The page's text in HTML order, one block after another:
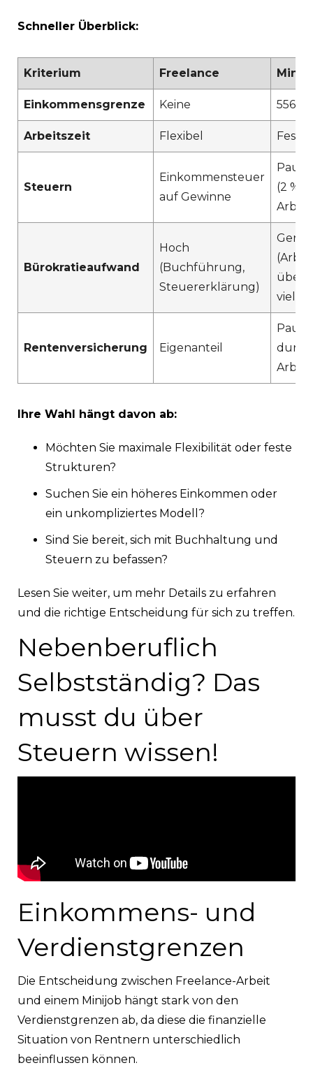
Schneller Überblick:
Kriterium Freelance
Einkommensgrenze Keine 556 €
Arbeitszeit Flexibel Feste
Steuern
Einkommensteuer
auf Gewinne
(2 %
Bürokratieaufwand
Hoch
(Buchführung,
Steuererklärung)
vieles)
Rentenversicherung Eigenanteil
durch
Ihre Wahl hängt davon ab:
Möchten Sie maximale Flexibilität oder feste
Strukturen?
Suchen Sie ein höheres Einkommen oder
ein unkompliziertes Modell?
Sind Sie bereit, sich mit Buchhaltung und
Steuern zu befassen?
Lesen Sie weiter, um mehr Details zu erfahren
und die richtige Entscheidung für sich zu treffen.
Nebenberuflich
Selbstständig? Das
musst du über
Steuern wissen!
Einkommens- und
Verdienstgrenzen
Die Entscheidung zwischen Freelance-Arbeit
und einem Minijob hängt stark von den
Verdienstgrenzen ab, da diese die finanzielle
Situation von Rentnern unterschiedlich
beeinflussen können.